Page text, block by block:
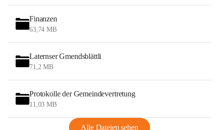
Finanzen
63,74 MB
Laternser Gmendsblättli
71,2 MB
Protokolle der Gemeindevertretung
11,03 MB
Alle Dateien sehen